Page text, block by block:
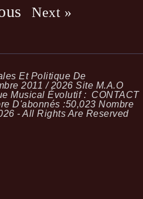
Next »
Et Politique De
2011 / 2026 Site M.A.O
Musical Évolutif : CONTACT
D'abonnés :50,023 Nombre
- All Rights Are Reserved